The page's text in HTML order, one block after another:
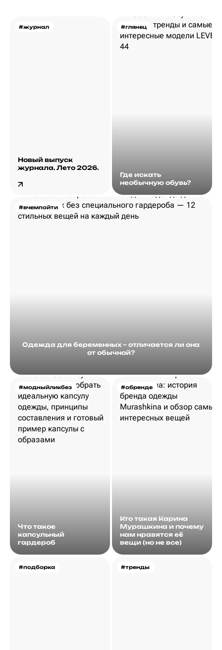
#журнал
Новый выпуск
журнала. Лето 2026.
#глянец
Где искать
необычную обувь?
#вчемпойти
Одежда для беременных – отличается ли она
от обычной?
#модныйликбез
Что такое
капсульный
гардероб
#обренде
Кто такая Карина
Мурашкина и почему
нам нравятся её
вещи (но не все)
#подборка #тренды